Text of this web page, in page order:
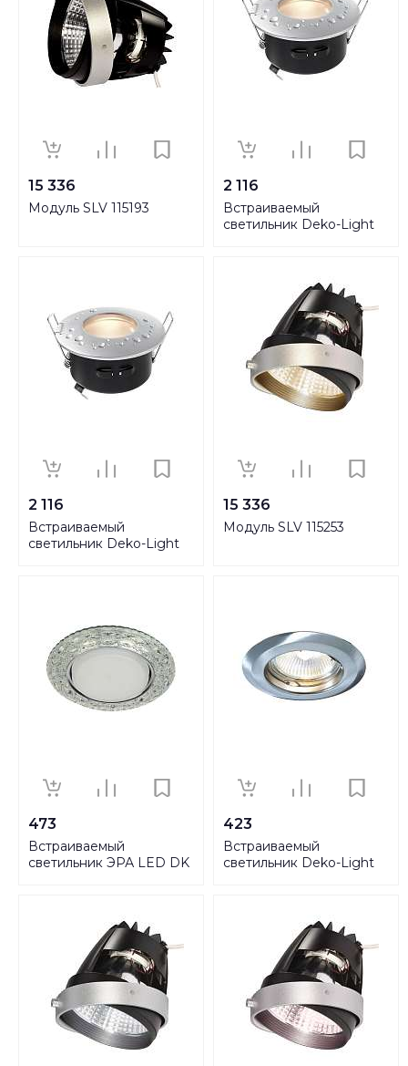
15 336
Модуль SLV 115193
2 116
Встраиваемый
светильник Deko-Light
2 116
Встраиваемый
светильник Deko-Light
15 336
Модуль SLV 115253
473
Встраиваемый
светильник ЭРА LED DK
423
Встраиваемый
светильник Deko-Light